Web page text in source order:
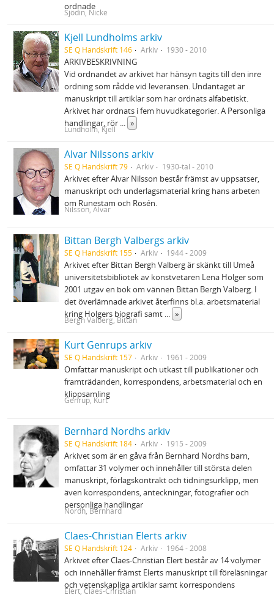
ordnade
Sjödin, Nicke
Kjell Lundholms arkiv
SE Q Handskrift 146 Arkiv 1930 - 2010
ARKIVBESKRIVNING
Vid ordnandet av arkivet har hänsyn tagits till den inre
ordning som rådde vid leveransen. Undantaget är
manuskript till artiklar som har ordnats alfabetiskt.
Arkivet har ordnats i fem huvudkategorier. A Personliga
handlingar, rör ... »
Lundholm, Kjell
Alvar Nilssons arkiv
SE Q Handskrift 79 Arkiv 1930-tal - 2010
Arkivet efter Alvar Nilsson består främst av uppsatser,
manuskript och underlagsmaterial kring hans arbeten
om Runestam och Rosén.
Nilsson, Alvar
Bittan Bergh Valbergs arkiv
SE Q Handskrift 155 Arkiv 1944 - 2009
Arkivet efter Bittan Bergh Valberg är skänkt till Umeå
universitetsbibliotek av konstvetaren Lena Holger som
2001 utgav en bok om vännen Bittan Bergh Valberg. I
det överlämnade arkivet återfinns bl.a. arbetsmaterial
kring Holgers biografi samt ... »
Bergh Valberg, Bittan
Kurt Genrups arkiv
SE Q Handskrift 157 Arkiv 1961 - 2009
Omfattar manuskript och utkast till publikationer och
framträdanden, korrespondens, arbetsmaterial och en
klippsamling
Genrup, Kurt
Bernhard Nordhs arkiv
SE Q Handskrift 184 Arkiv 1915 - 2009
Arkivet som är en gåva från Bernhard Nordhs barn,
omfattar 31 volymer och innehåller till största delen
manuskript, förlagskontrakt och tidningsurklipp, men
även korrespondens, anteckningar, fotografier och
personliga handlingar
Nordh, Bernhard
Claes-Christian Elerts arkiv
SE Q Handskrift 124 Arkiv 1964 - 2008
Arkivet efter Claes-Christian Elert består av 14 volymer
och innehåller främst Elerts manuskript till föreläsningar
och vetenskapliga artiklar samt korrespondens
Elert, Claes-Christian